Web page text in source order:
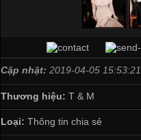
Cập nhật: 2019-04-05 15:53:21
Thương hiệu: T & M
Loại: Thông tin chia sẻ